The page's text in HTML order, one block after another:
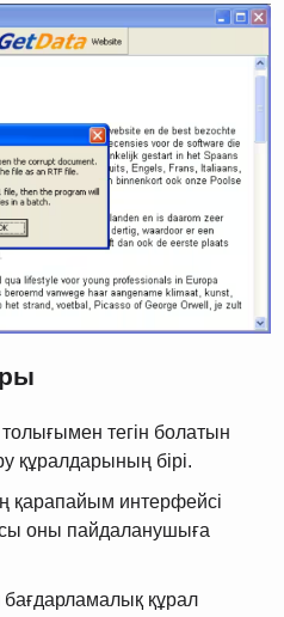
тегін болатын
құралдарының бірі.
қарапайым интерфейсі
оны пайдаланушыға
бағдарламалық құрал